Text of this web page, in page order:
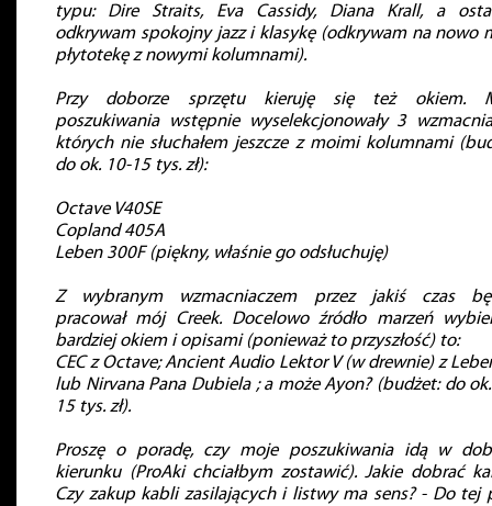
typu: Dire Straits, Eva Cassidy, Diana Krall, a
odkrywam spokojny jazz i klasykę (odkrywam na nowo
płytotekę z nowymi kolumnami).
Przy doborze sprzętu kieruję się też okiem.
poszukiwania wstępnie wyselekcjonowały 3
których nie słuchałem jeszcze z moimi kolumnami
do ok. 10-15 tys. zł):
Octave V40SE
Copland 405A
Leben 300F (piękny, właśnie go odsłuchuję)
Z wybranym wzmacniaczem przez jakiś czas
pracował mój Creek. Docelowo źródło marzeń
bardziej okiem i opisami (ponieważ to przyszłość) to:
CEC z Octave; Ancient Audio Lektor V (w drewnie) z
lub Nirvana Pana Dubiela ; a może Ayon? (budżet: do
15 tys. zł).
Proszę o poradę, czy moje poszukiwania idą w
kierunku (ProAki chciałbym zostawić). Jakie dobrać
Czy zakup kabli zasilających i listwy ma sens? - Do tej